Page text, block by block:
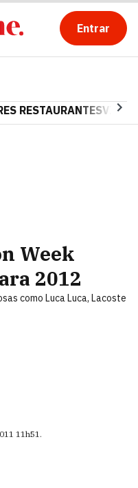
Entrar
RESTAURANTES
Week
2012
como Luca Luca, Lacoste
11h51.